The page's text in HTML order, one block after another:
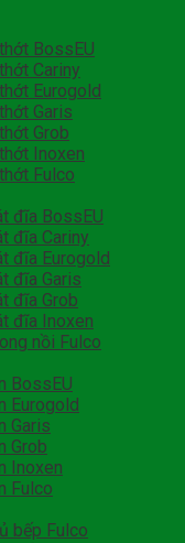
BossEU
Cariny
Eurogold
Garis
Grob
Inoxen
Fulco
đĩa BossEU
đĩa Cariny
đĩa Eurogold
đĩa Garis
đĩa Grob
đĩa Inoxen
nồi Fulco
BossEU
Eurogold
Garis
Grob
Inoxen
Fulco
bếp Fulco